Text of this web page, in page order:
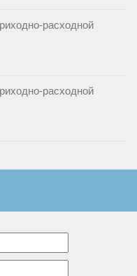
расходной
расходной